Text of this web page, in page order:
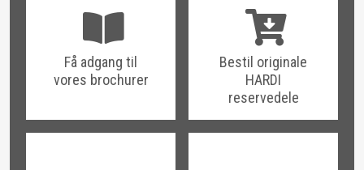
Få adgang til
vores brochurer
Bestil originale
HARDI
reservedele